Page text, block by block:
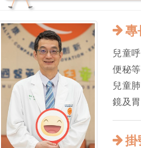
專
兒童
便秘
兒童
鏡及
掛